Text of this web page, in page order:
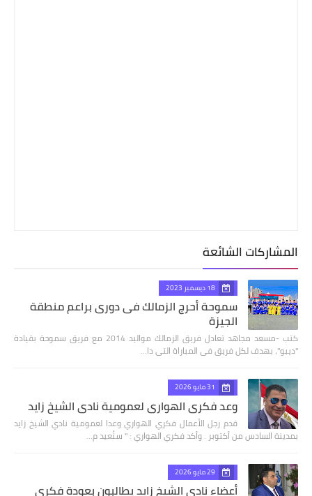
المشاركات الشائعة
18 ديسمبر 2023
سموحة أحرج الزمالك فى دورى براعم منطقة
الجيزة
كتب -مسعد مجاهد تعادل فريق الزمالك مواليد 2014 مع فريق سموحة بقيادة
"ديبو"، بهدف لكل فريق فى المباراة التى دا…
31 مايو 2026
وعد فكري الهواري لعمومية نادي الشيخ زايد
قدم رجل الأعمال فكري الهواري وعدا لعمومية نادي الشيخ زايد
بمدينة السادس من أكتوبر . وأكد فكري الهواري : " سنُعيد م…
29 مايو 2026
أعضاء نادي الشيخ زايد يطالبون بعودة فكري